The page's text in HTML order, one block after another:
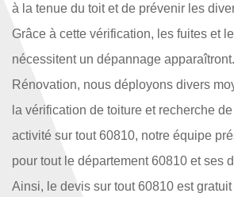
à la tenue du toit et de prévenir les
Grâce à cette vérification, les fuites et
nécessitent un dépannage
Rénovation, nous déployons divers
la vérification de toiture et recherche
activité sur tout 60810, notre équipe
pour tout le département 60810 et ses
Ainsi, le devis sur tout 60810 est